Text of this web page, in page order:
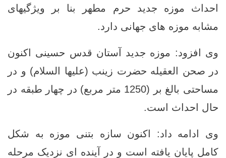
احداث موزه جدید حرم مطهر بنا بر ویژگیهای
مشابه موزه های جهانی دارد.
وی افزود: موزه جدید آستان قدس حسینی اکنون
در صحن العقیله حضرت زینب (علیها السلام) و در
مساحتی بالغ بر (1250 متر مربع) در چهار طبقه در
حال احداث است.
وی ادامه داد: اکنون سازه بتنی موزه به شکل
کامل پایان یافته است و در آینده ای نزدیک مرحله